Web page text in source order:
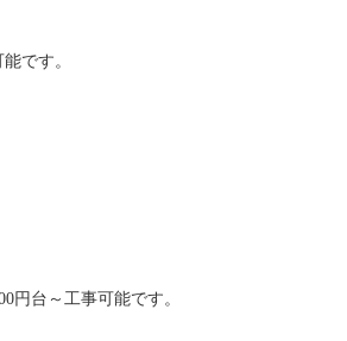
です。
円台～工事可能です。